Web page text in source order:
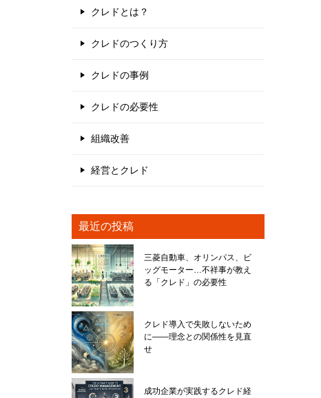
クレドとは？
クレドのつくり方
クレドの事例
クレドの必要性
組織改善
経営とクレド
最近の投稿
三菱自動車、オリンパス、ビ
ッグモーター…不祥事が教え
る「クレド」の必要性
クレド導入で失敗しないため
に――理念との関係性を見直
せ
成功企業が実践するクレド経